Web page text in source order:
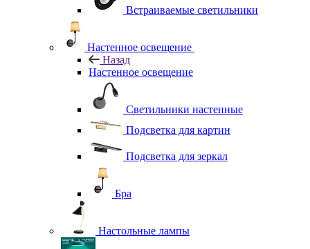
Встраиваемые светильники
Настенное освещение
Назад
Настенное освещение
Светильники настенные
Подсветка для картин
Подсветка для зеркал
Бра
Настольные лампы